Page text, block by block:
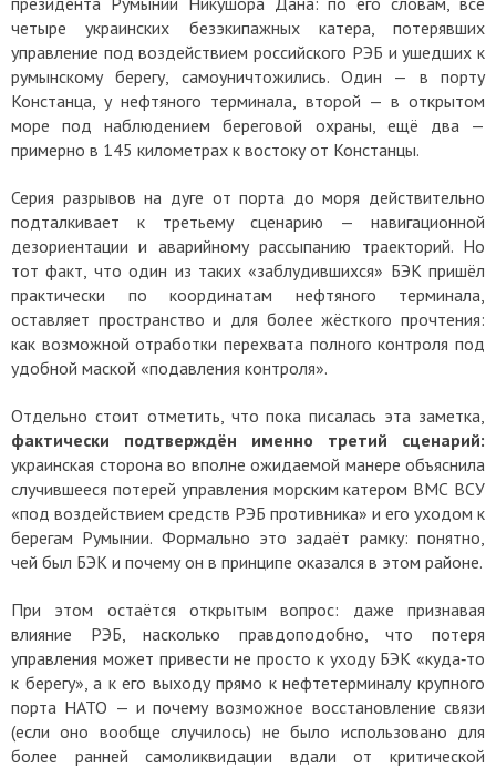
четыре украинских безэкипажных катера, потерявших
управление под воздействием российского РЭБ и ушедших к
румынскому берегу, самоуничтожились. Один — в порту
Констанца, у нефтяного терминала, второй — в открытом
море под наблюдением береговой охраны, ещё два —
примерно в 145 километрах к востоку от Констанцы.
Серия разрывов на дуге от порта до моря действительно
подталкивает к третьему сценарию — навигационной
дезориентации и аварийному рассыпанию траекторий. Но
тот факт, что один из таких «заблудившихся» БЭК пришёл
практически по координатам нефтяного терминала,
оставляет пространство и для более жёсткого прочтения:
как возможной отработки перехвата полного контроля под
удобной маской «подавления контроля».
Отдельно стоит отметить, что пока писалась эта заметка,
фактически подтверждён именно третий сценарий:
украинская сторона во вполне ожидаемой манере объяснила
случившееся потерей управления морским катером ВМС ВСУ
«под воздействием средств РЭБ противника» и его уходом к
берегам Румынии. Формально это задаёт рамку: понятно,
чей был БЭК и почему он в принципе оказался в этом районе.
При этом остаётся открытым вопрос: даже признавая
влияние РЭБ, насколько правдоподобно, что потеря
управления может привести не просто к уходу БЭК «куда‑то
к берегу», а к его выходу прямо к нефтетерминалу крупного
порта НАТО — и почему возможное восстановление связи
(если оно вообще случилось) не было использовано для
более ранней самоликвидации вдали от критической